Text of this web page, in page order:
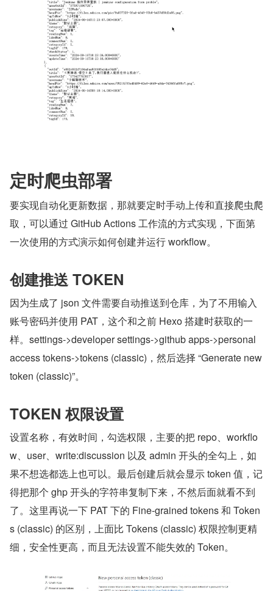
定时爬虫部署
要实现自动化更新数据，那就要定时手动上传和直接爬虫爬
取，可以通过 GitHub Actions 工作流的方式实现，下面第
一次使用的方式演示如何创建并运行 workflow。
创建推送 TOKEN
因为生成了 json 文件需要自动推送到仓库，为了不用输入
账号密码并使用 PAT，这个和之前 Hexo 搭建时获取的一
样。settings->developer settings->github apps->personal
access tokens->tokens (classic)，然后选择 “Generate new
token (classic)”。
TOKEN 权限设置
设置名称，有效时间，勾选权限，主要的把 repo、workflo
w、user、write:discussion 以及 admin 开头的全勾上，如
果不想选都选上也可以。最后创建后就会显示 token 值，记
得把那个 ghp 开头的字符串复制下来，不然后面就看不到
了。这里再说一下 PAT 下的 Fine-grained tokens 和 Token
s (classic) 的区别，上面比 Tokens (classic) 权限控制更精
细，安全性更高，而且无法设置不能失效的 Token。